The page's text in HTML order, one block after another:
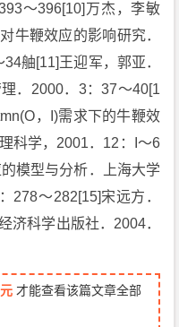
～396[10]万杰，李敏
牛鞭效应的影响研究．
舳[11]王迎军，郭亚．
．2000．3：37～40[1
，I)需求下的牛鞭效
科学，2001．12：I～6
模型与分析．上海大学
278～282[15]宋远方．
济科学出版社．2004．
才能查看该篇文章全部